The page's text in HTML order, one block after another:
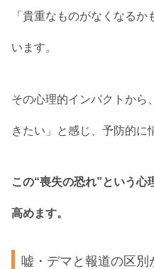
「貴重なものがなくなる
います。
その心理的インパクトから
きたい」と感じ、予防的に
この“喪失の恐れ”という心
高めます。
嘘・デマと報道の区別